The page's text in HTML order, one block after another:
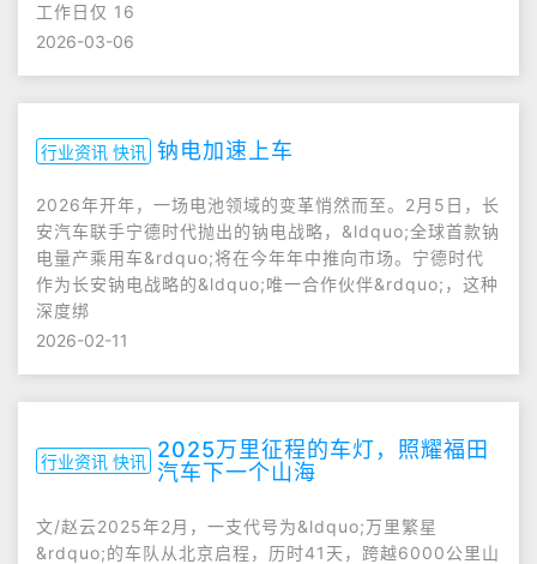
工作日仅 16
2026-03-06
行业资讯 快讯 钠电加速上车
2026年开年，一场电池领域的变革悄然而至。2月5日，长
安汽车联手宁德时代抛出的钠电战略，&ldquo;全球首款钠
电量产乘用车&rdquo;将在今年年中推向市场。宁德时代
作为长安钠电战略的&ldquo;唯一合作伙伴&rdquo;，这种
深度绑
2026-02-11
行业资讯 快讯 2025万里征程的车灯，照耀福田
汽车下一个山海
文/赵云2025年2月，一支代号为&ldquo;万里繁星
&rdquo;的车队从北京启程，历时41天，跨越6000公里山